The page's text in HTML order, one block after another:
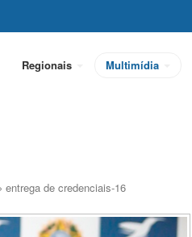
Regionais Multimídia
entrega de credenciais-16